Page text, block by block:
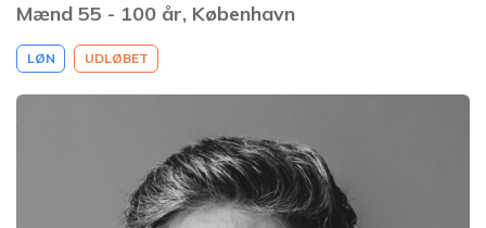
Mænd 55 - 100 år, København
LØN UDLØBET